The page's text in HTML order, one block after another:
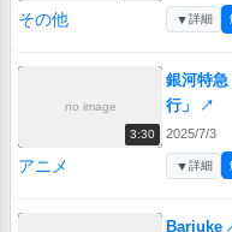
その他 ▼詳細
no image
3:30
銀河特
行」
↗
2025/7/3
アニメ ▼詳細
Bariuke